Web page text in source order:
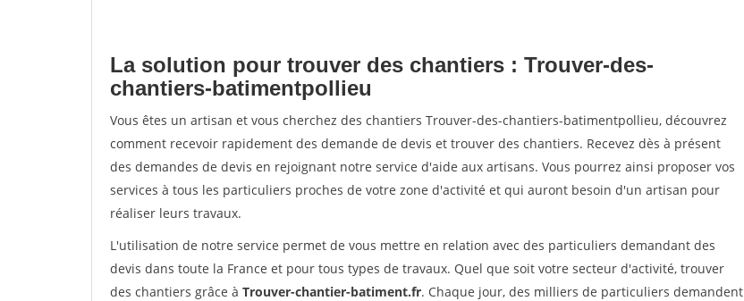
La solution pour trouver des chantiers : Trouver-des-
chantiers-batimentpollieu
Vous êtes un artisan et vous cherchez des chantiers Trouver-des-chantiers-batimentpollieu, découvrez
comment recevoir rapidement des demande de devis et trouver des chantiers. Recevez dès à présent
des demandes de devis en rejoignant notre service d'aide aux artisans. Vous pourrez ainsi proposer vos
services à tous les particuliers proches de votre zone d'activité et qui auront besoin d'un artisan pour
réaliser leurs travaux.
L'utilisation de notre service permet de vous mettre en relation avec des particuliers demandant des
devis dans toute la France et pour tous types de travaux. Quel que soit votre secteur d'activité, trouver
des chantiers grâce à Trouver-chantier-batiment.fr. Chaque jour, des milliers de particuliers demandent